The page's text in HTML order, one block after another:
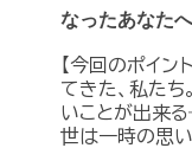
なったあなたへ
【今回のポイ
てきた、私た
いことが出来
世は一時の思